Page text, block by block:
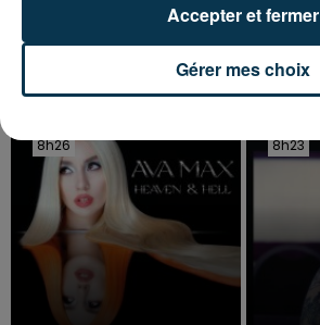
Unstoppable
8h26
8h26 8h23
8h23
Gérer mes choix
Accepter et fermer